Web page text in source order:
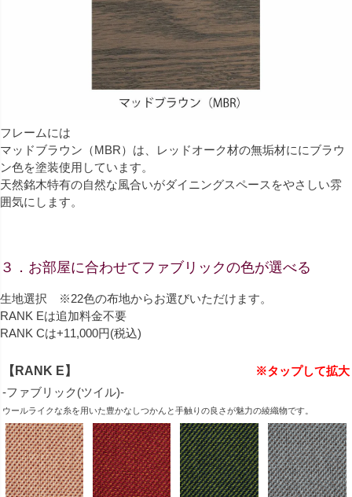
フレームには
マッドブラウン（MBR）は、レッドオーク材の無垢材ににブラウ
ン色を塗装使用しています。
天然銘木特有の自然な風合いがダイニングスペースをやさしい雰
囲気にします。
３．お部屋に合わせてファブリックの色が選べる
生地選択 ※22色の布地からお選びいただけます。
RANK Eは追加料金不要
RANK Cは+11,000円(税込)
【RANK E】
※タップして拡大
-ファブリック(ツイル)-
ウールライクな糸を用いた豊かなしつかんと手触りの良さが魅力の綾織物です。